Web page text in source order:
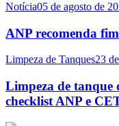
Notícia05 de agosto de
ANP recomenda
Limpeza de Tanques23
Limpeza de tanque
checklist ANP e